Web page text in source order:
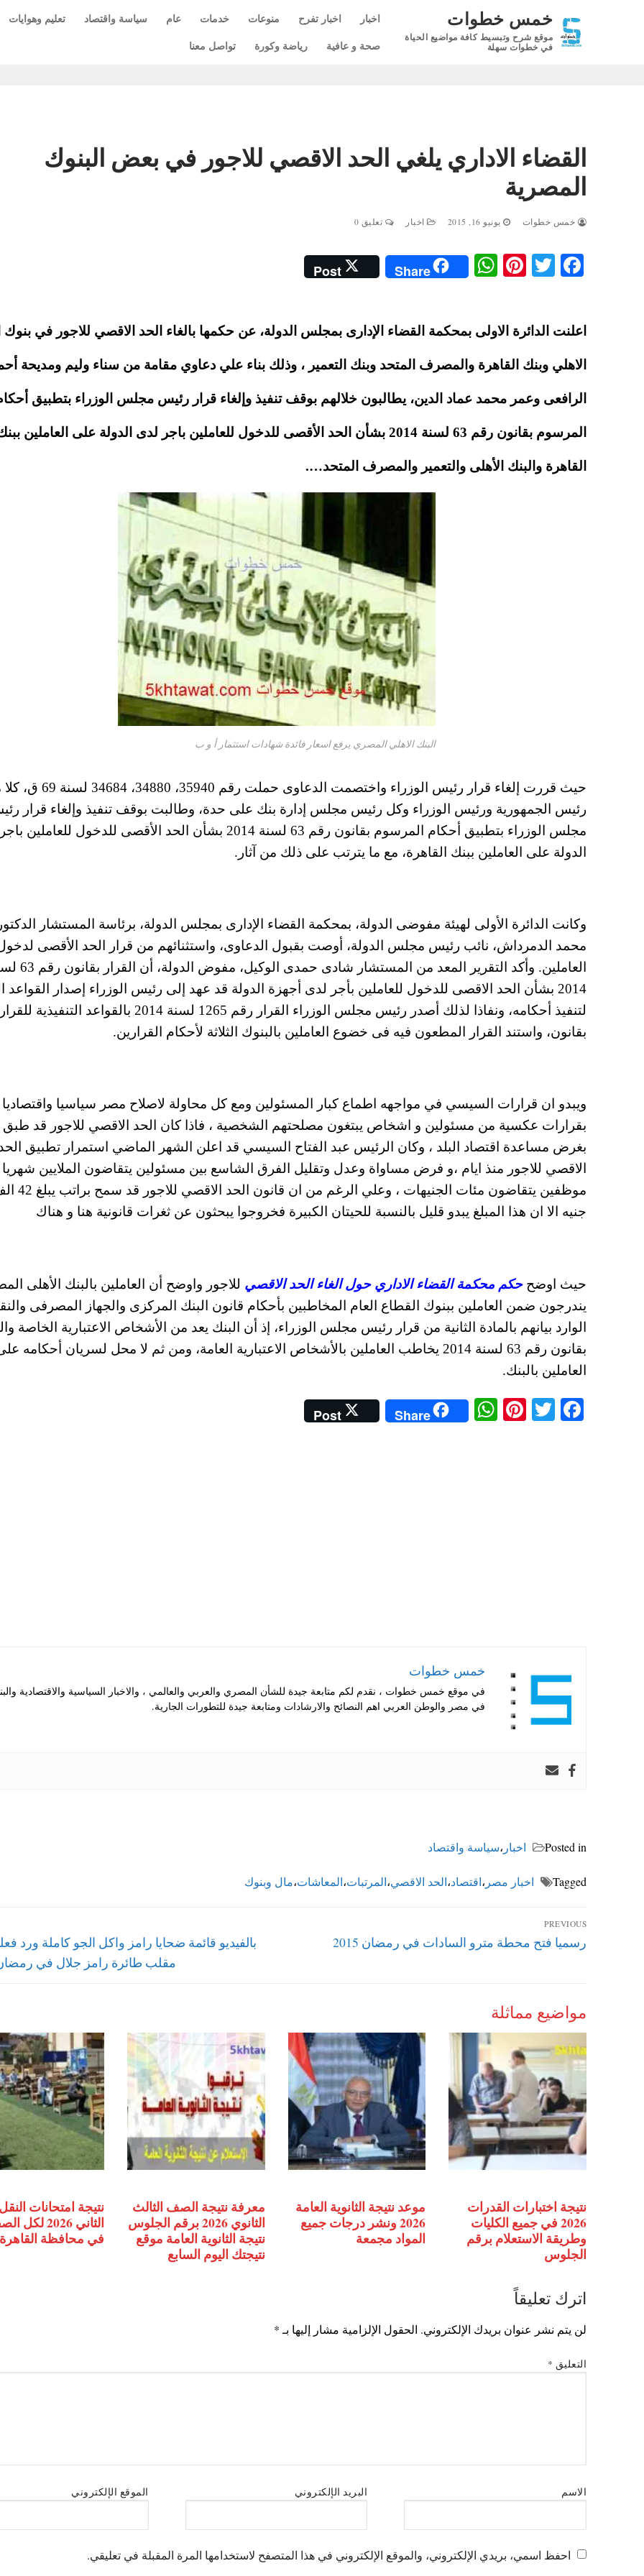
خمس خطوات
موقع شرح وتبسيط كافة مواضيع الحياة
في خطوات سهلة
اخبار اخبار تفرح منوعات خدمات عام سياسة واقتصاد تعليم وهوايات
صحة و عافية
رياضة وكورة تواصل معنا
القضاء الاداري يلغي الحد الاقصي للاجور في بعض البنوك
المصرية
خمس خطوات يونيو 16, 2015 اخبار تعليق 0
Fa
ok
T
r
Pi
es
t
W
ha
A
pp
Share
Post
اعلنت الدائرة الاولى بمحكمة القضاء الإدارى بمجلس الدولة، عن حكمها بالغاء الحد الاقصي للاجور في بنوك
الاهلي وبنك القاهرة والمصرف المتحد وبنك التعمير ، وذلك بناء علي دعاوي مقامة من سناء وليم ومديحة
الرافعى وعمر محمد عماد الدين، يطالبون خلالهم بوقف تنفيذ وإلغاء قرار رئيس مجلس الوزراء بتطبيق
المرسوم بقانون رقم 63 لسنة 2014 بشأن الحد الأقصى للدخول للعاملين باجر لدى الدولة على العاملين
القاهرة والبنك الأهلى والتعمير والمصرف المتحد….
البنك الاهلي المصري يرفع اسعار فائدة شهادات استثمار أ و ب
حيث قررت إلغاء قرار رئيس الوزراء واختصمت الدعاوى حملت رقم
رئيس الجمهورية ورئيس الوزراء وكل رئيس مجلس إدارة بنك على حدة، وطالبت بوقف تنفيذ وإلغاء قرار
مجلس الوزراء بتطبيق أحكام المرسوم بقانون رقم 63 لسنة 2014 بشأن الحد الأقصى للدخول
الدولة على العاملين ببنك القاهرة، مع ما يترتب على ذلك من آثار.
وكانت الدائرة الأولى لهيئة مفوضى الدولة، بمحكمة القضاء الإدارى بمجلس الدولة، برئاسة المستشار الدكتور
محمد الدمرداش، نائب رئيس مجلس الدولة، أوصت بقبول الدعاوى، واستثنائهم من قرار الحد الأقصى
العاملين. وأكد التقرير المعد من المستشار شادى
2014 بشأن الحد الاقصى للدخول للعاملين بأجر لدى أجهزة الدولة قد عهد إلى رئيس الوزراء إصدار القواعد
لتنفيذ أحكامه، ونفاذا لذلك أصدر رئيس مجلس الوزراء القرار رقم 1265 لسنة 2014 بالقواعد التنفيذية للقرار
بقانون، واستند القرار المطعون فيه فى خضوع العاملين بالبنوك الثلاثة لأحكام القرارين.
ويبدو ان قرارات السيسي في مواجهه اطماع كبار المسئولين ومع كل محاولة لاصلاح مصر سياسيا واقتصاديا
بقرارات عكسية من مسئولين و اشخاص يبتغون مصلحتهم الشخصية ، فاذا كان الحد الاقصي للاجور قد طبق
بغرض مساعدة اقتصاد البلد ، وكان الرئيس عبد الفتاح السيسي قد اعلن الشهر الماضي استمرار تطبيق
الاقصي للاجور منذ ايام ،و فرض مساواة وعدل وتقليل الفرق الشاسع بين مسئولين يتقاضون الملايين شهريا
موظفين يتقاضون مئات الجنيهات ، وعلي الرغم
جنيه الا ان هذا المبلغ يبدو قليل بالنسبة للحيتان الكبيرة فخروجوا يبحثون عن ثغرات قانونية هنا و هناك
حيث اوضححكم محكمة القضاء الاداري حول الغاء الحد الاقصي للاجور واوضح أن العاملين بالبنك الأهلى
يندرجون ضمن العاملين ببنوك القطاع العام المخاطبين بأحكام قانون البنك المركزى والجهاز المصرفى
الوارد بيانهم بالمادة الثانية من قرار رئيس مجلس الوزراء، إذ أن البنك يعد من الأشخاص الاعتبارية الخاصة
بقانون رقم 63 لسنة 2014 يخاطب العاملين بالأشخاص الاعتبارية العامة، ومن ثم لا محل لسريان أحكامه
العاملين بالبنك.
Fa
T
Pi
W
ha
Share
Post
خمس خطوات
في موقع خمس خطوات ، نقدم لكم متابعة جيدة للشأن المصري والعربي والعالمي ، والاخبار السياسية والاقتصادية
في مصر والوطن العربي اهم النصائح والارشادات ومتابعة جيدة للتطورات الجارية.
Posted in اخبار ،سياسة واقتصاد
Tagged اخبار مصر ،اقتصاد،الحد الاقصي،المرتبات،المعاشات،مال وبنوك
تصفّح
المقالات
PREVIOUS
Previous
رسميا فتح محطة مترو السادات في رمضان 2015
Next
بالفيديو قائمة ضحايا رامز واكل الجو كاملة ورد
مقلب طائرة رامز جلال في رمضان
مواضيع مماثلة
نتيجة اختبارات القدرات
2026 في جميع الكليات
وطريقة الاستعلام برقم
الجلوس
موعد نتيجة الثانوية العامة
2026 ونشر درجات جميع
المواد مجمعة
معرفة نتيجة الصف الثالث
الثانوي 2026 برقم الجلوس
نتيجة الثانوية العامة موقع
نتيجتك اليوم السابع
نتيجة امتحانات
الثاني 2026
في محافظة القاهرة
اترك تعليقاً
لن يتم نشر عنوان بريدك الإلكتروني. الحقول الإلزامية مشار إليها بـ *
التعليق *
الاسم البريد الإلكتروني الموقع الإلكتروني
احفظ اسمي، بريدي الإلكتروني، والموقع الإلكتروني في هذا المتصفح لاستخدامها المرة المقبلة في تعليقي.